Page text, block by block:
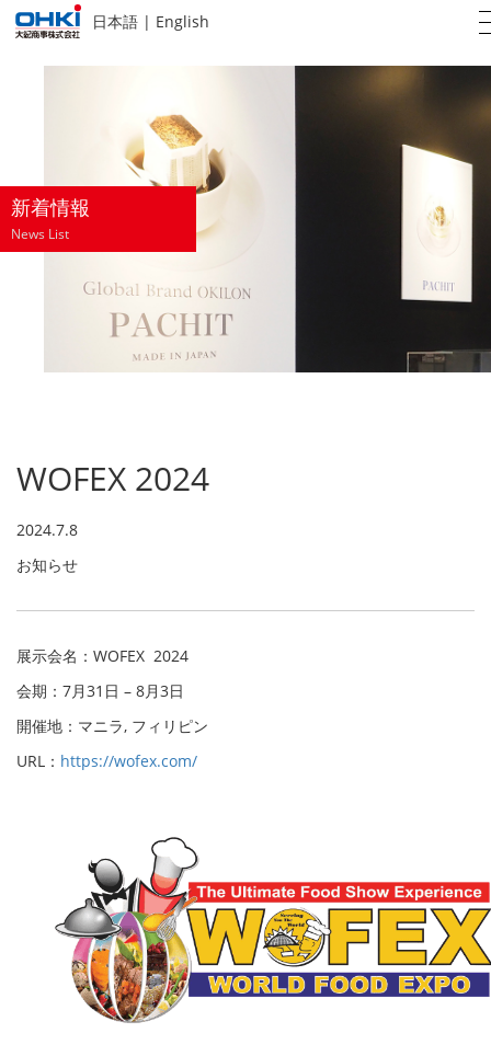
日本語 | English
新着情報
News List
WOFEX 2024
2024.7.8
お知らせ
展示会名：WOFEX 2024
会期：7月31日 – 8月3日
開催地：マニラ, フィリピン
URL： https://wofex.com/